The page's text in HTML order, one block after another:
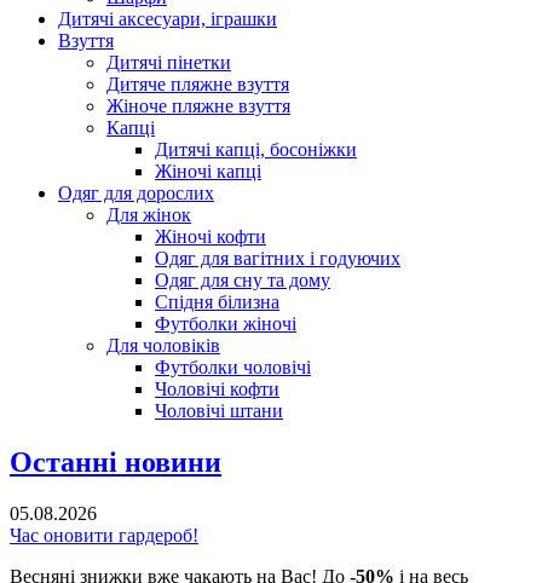
Дитячі аксесуари, іграшки
Взуття
Дитячі пінетки
Дитяче пляжне взуття
Жіноче пляжне взуття
Капці
Дитячі капці, босоніжки
Жіночі капці
Одяг для дорослих
Для жінок
Жіночі кофти
Одяг для вагітних і годуючих
Одяг для сну та дому
Спідня білизна
Футболки жіночі
Для чоловіків
Футболки чоловічі
Чоловічі кофти
Чоловічі штани
Останні новини
05.08.2026
Час оновити гардероб!
Весняні знижки вже чакають на Вас! До -50% і на весь